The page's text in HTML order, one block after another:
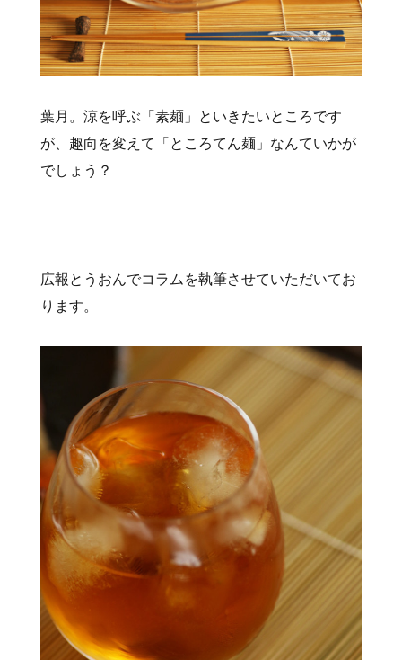
葉月。涼を呼ぶ「素麺」といきたいところです
が、趣向を変えて「ところてん麺」なんていかが
でしょう？
広報とうおんでコラムを執筆させていただいてお
ります。